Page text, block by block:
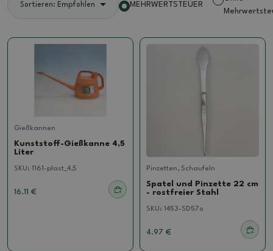
Sortieren: Empfohlen MEHRWERTSTEUER
Gießkannen
Kunststoff-Gießkanne 4,5
Liter
SKU: 1161-plast_4,5
16.11 €
Pinzetten, Schaufeln
Spatel und Pinzette 22 cm
- rostfreier Stahl
SKU: 1453-SD57o
4.97 €